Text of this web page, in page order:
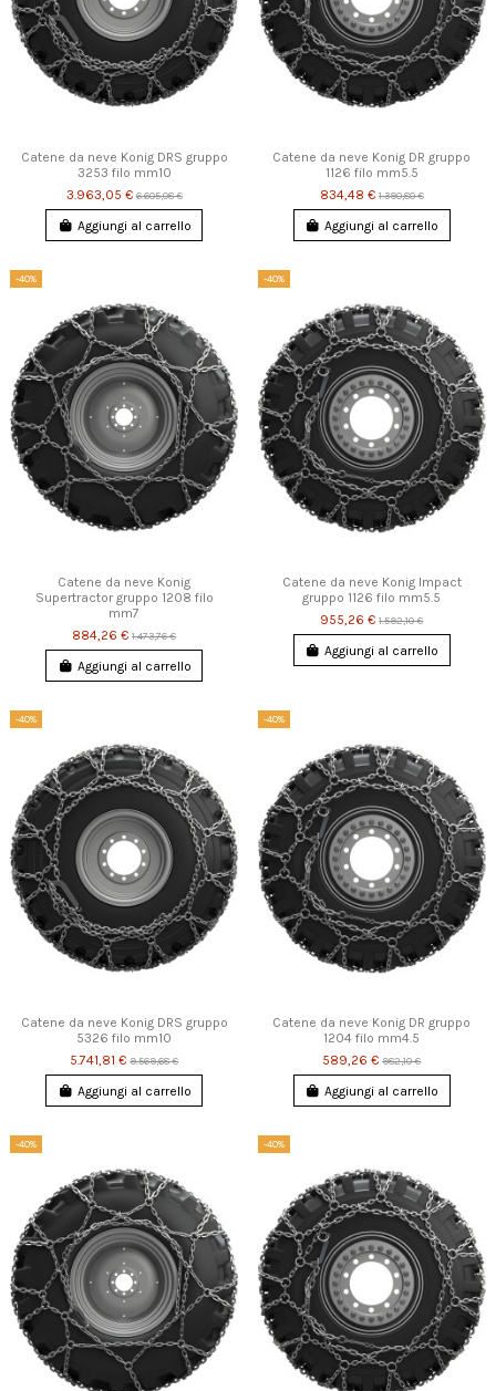
Catene da neve Konig DRS gruppo
3253 filo mm10
3.963,05 €6.605,08 €
Aggiungi al carrello
Catene da neve Konig DR gruppo
1126 filo mm5.5
834,48 €1.390,80 €
Aggiungi al carrello
-40%
Catene da neve Konig
Supertractor gruppo 1208 filo
mm7
884,26 €1.473,76 €
Aggiungi al carrello
-40%
Catene da neve Konig Impact
gruppo 1126 filo mm5.5
955,26 €1.592,10 €
Aggiungi al carrello
-40%
Catene da neve Konig DRS gruppo
5326 filo mm10
5.741,81 €9.569,68 €
Aggiungi al carrello
-40%
Catene da neve Konig DR gruppo
1204 filo mm4.5
589,26 €982,10 €
Aggiungi al carrello
-40% -40%